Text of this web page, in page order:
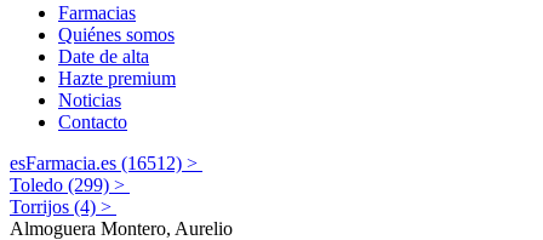
Farmacias
Quiénes somos
Date de alta
Hazte premium
Noticias
Contacto
esFarmacia.es (16512) >
Toledo (299) >
Torrijos (4) >
Almoguera Montero, Aurelio